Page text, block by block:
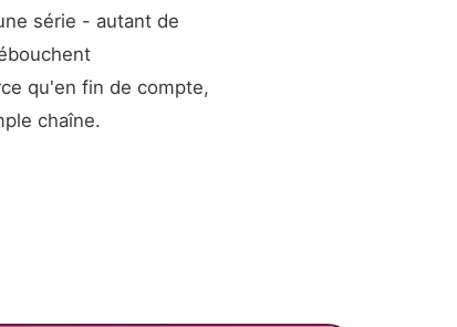
série - autant de
qu'en fin de compte,
chaîne.